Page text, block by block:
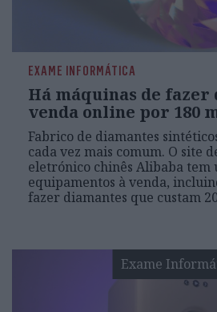
EXAME INFORMÁTICA
Há máquinas de fazer
venda online por 180
Fabrico de diamantes
cada vez mais comum. O site
eletrónico chinês Alibaba tem
equipamentos à venda,
fazer diamantes que custam
Exame